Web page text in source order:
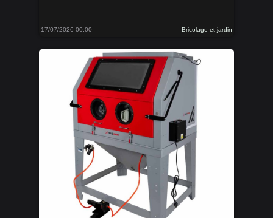
17/07/2026 00:00 Bricolage et jardin